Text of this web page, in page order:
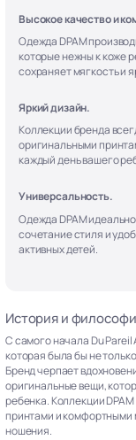
Высокое качество и
Одежда DPAM
которые нежны к коже
сохраняет мягкость и
Яркий дизайн.
Коллекции бренда
оригинальными
каждый день вашего
Универсальность.
Одежда DPAM
сочетание стиля и
активных детей.
История и
С самого начала Du
которая была бы не
Бренд черпает
оригинальные вещи,
ребенка. Коллекции
принтами и
ношения.